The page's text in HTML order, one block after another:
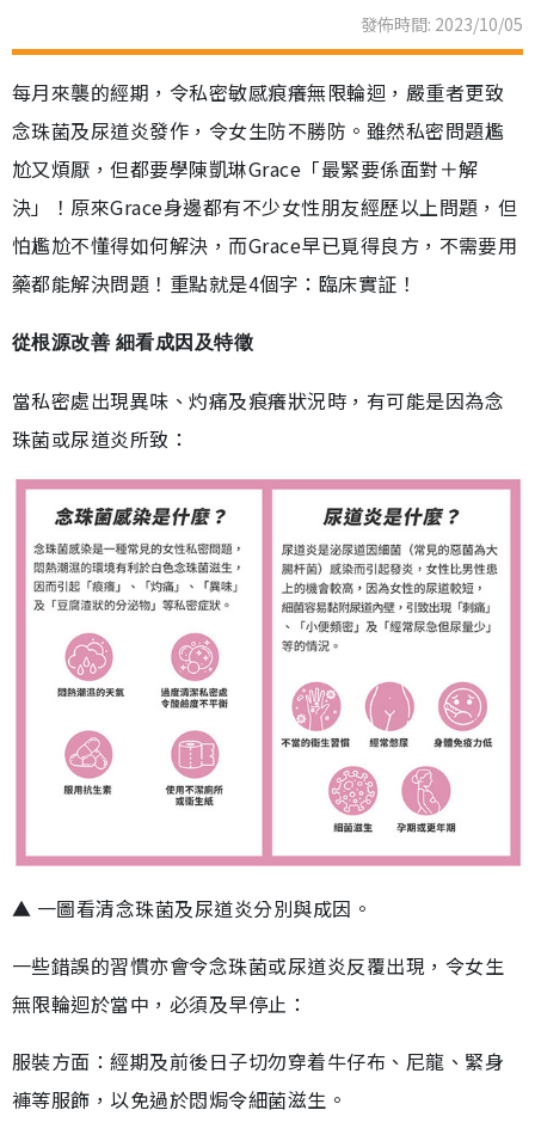
發佈時間: 2023/10/05
每月來襲的經期，令私密敏感痕癢無限輪迴，嚴重者更致
念珠菌及尿道炎發作，令女生防不勝防。雖然私密問題尷
尬又煩厭，但都要學陳凱琳Grace「最緊要係面對＋解
決」！原來Grace身邊都有不少女性朋友經歷以上問題，但
怕尷尬不懂得如何解決，而Grace早已覓得良方，不需要用
藥都能解決問題！重點就是4個字：臨床實証！
從根源改善 細看成因及特徵
當私密處出現異味、灼痛及痕癢狀況時，有可能是因為念
珠菌或尿道炎所致：
▲ 一圖看清念珠菌及尿道炎分別與成因。
一些錯誤的習慣亦會令念珠菌或尿道炎反覆出現，令女生
無限輪迴於當中，必須及早停止：
服裝方面：經期及前後日子切勿穿着牛仔布、尼龍、緊身
褲等服飾，以免過於悶焗令細菌滋生。